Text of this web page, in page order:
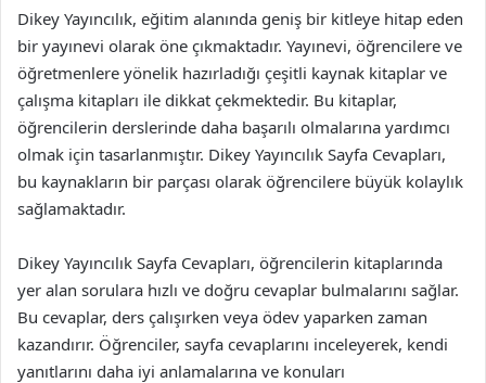
Dikey Yayıncılık, eğitim alanında geniş bir kitleye hitap eden
bir yayınevi olarak öne çıkmaktadır. Yayınevi, öğrencilere ve
öğretmenlere yönelik hazırladığı çeşitli kaynak kitaplar ve
çalışma kitapları ile dikkat çekmektedir. Bu kitaplar,
öğrencilerin derslerinde daha başarılı olmalarına yardımcı
olmak için tasarlanmıştır. Dikey Yayıncılık Sayfa Cevapları,
bu kaynakların bir parçası olarak öğrencilere büyük kolaylık
sağlamaktadır.
Dikey Yayıncılık Sayfa Cevapları, öğrencilerin kitaplarında
yer alan sorulara hızlı ve doğru cevaplar bulmalarını sağlar.
Bu cevaplar, ders çalışırken veya ödev yaparken zaman
kazandırır. Öğrenciler, sayfa cevaplarını inceleyerek, kendi
yanıtlarını daha iyi anlamalarına ve konuları